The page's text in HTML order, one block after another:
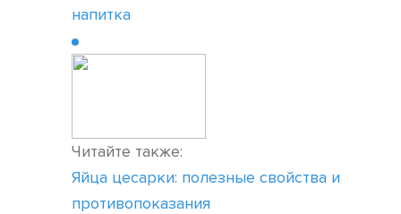
напитка
Читайте также:
Яйца цесарки: полезные свойства и
противопоказания